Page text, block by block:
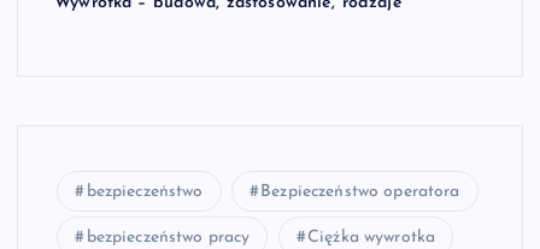
bezpieczeństwo Bezpieczeństwo operatora
bezpieczeństwo pracy Ciężka wywrotka